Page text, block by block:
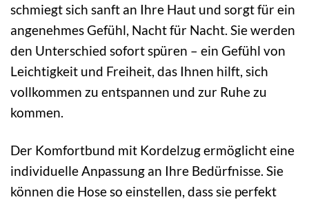
schmiegt sich sanft an Ihre Haut und sorgt für ein
angenehmes Gefühl, Nacht für Nacht. Sie werden
den Unterschied sofort spüren – ein Gefühl von
Leichtigkeit und Freiheit, das Ihnen hilft, sich
vollkommen zu entspannen und zur Ruhe zu
kommen.
Der Komfortbund mit Kordelzug ermöglicht eine
individuelle Anpassung an Ihre Bedürfnisse. Sie
können die Hose so einstellen, dass sie perfekt